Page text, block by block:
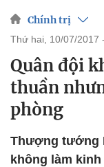
Chính trị
thứ hai, 10/07/2017
Quân đội
thuần
phòng
Thượng tướng
không làm